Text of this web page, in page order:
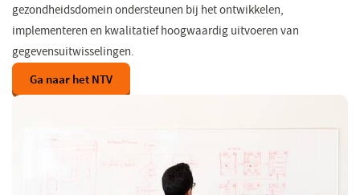
gezondheidsdomein ondersteunen bij het ontwikkelen,
implementeren en kwalitatief hoogwaardig uitvoeren van
gegevensuitwisselingen.
Ga naar het NTV(opent
in